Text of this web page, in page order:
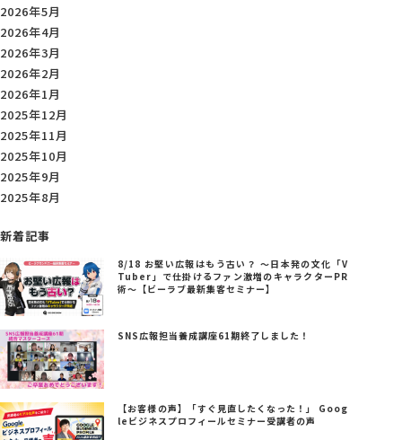
2026年5月
2026年4月
2026年3月
2026年2月
2026年1月
2025年12月
2025年11月
2025年10月
2025年9月
2025年8月
新着記事
8/18 お堅い広報はもう古い？ ～日本発の文化「V
Tuber」で仕掛けるファン激増のキャラクターPR
術～【ビーラブ最新集客セミナー】
SNS広報担当養成講座61期終了しました！
【お客様の声】「すぐ見直したくなった！」 Goog
leビジネスプロフィールセミナー受講者の声